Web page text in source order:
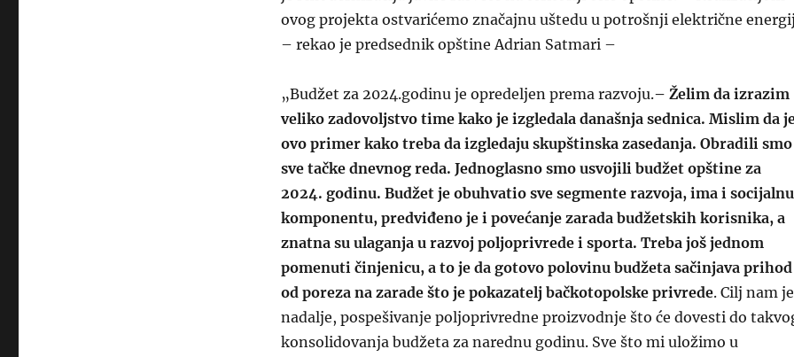
ovog projekta ostvarićemo značajnu uštedu u potrošnji električne
– rekao je predsednik opštine Adrian Satmari –
„Budžet za 2024.godinu je opredeljen prema razvoju.– Želim da izrazim
veliko zadovoljstvo time kako je izgledala današnja sednica. Mislim da
ovo primer kako treba da izgledaju skupštinska zasedanja. Obradili smo
sve tačke dnevnog reda. Jednoglasno smo usvojili budžet opštine za
2024. godinu. Budžet je obuhvatio sve segmente razvoja, ima i socijalnu
komponentu, predviđeno je i povećanje zarada budžetskih korisnika, a
znatna su ulaganja u razvoj poljoprivrede i sporta. Treba još jednom
pomenuti činjenicu, a to je da gotovo polovinu budžeta sačinjava prihod
od poreza na zarade što je pokazatelj bačkotopolske privrede. Cilj nam
nadalje, pospešivanje poljoprivredne proizvodnje što će dovesti do
konsolidovanja budžeta za narednu godinu. Sve što mi uložimo u